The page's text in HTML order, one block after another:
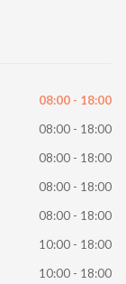
08:00 - 18:00
08:00 - 18:00
08:00 - 18:00
08:00 - 18:00
08:00 - 18:00
10:00 - 18:00
10:00 - 18:00